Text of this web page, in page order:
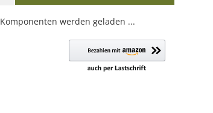
Komponenten werden geladen ...